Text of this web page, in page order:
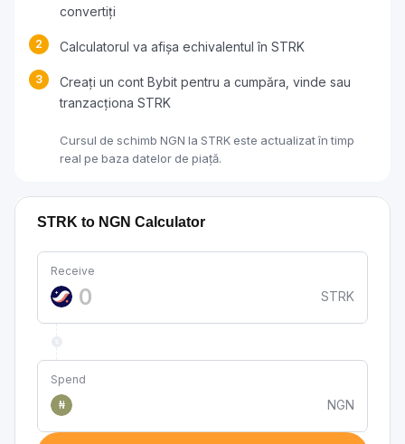
convertiți
2 Calculatorul va afișa echivalentul în STRK
3
Creați un cont Bybit pentru a cumpăra, vinde sau
tranzacționa STRK
Cursul de schimb NGN la STRK este actualizat în timp
real pe baza datelor de piață.
STRK to NGN Calculator
Receive
STRK
Spend
₦
NGN